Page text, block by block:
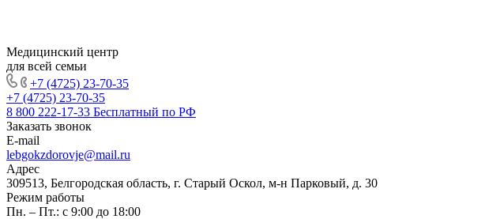
Медицинский центр
для всей семьи
+7 (4725) 23-70-35
+7 (4725) 23-70-35
8 800 222-17-33 Бесплатный по РФ
Заказать звонок
E-mail
lebgokzdorovje@mail.ru
Адрес
309513, Белгородская область, г. Старый Оскол, м-н Парковый, д. 30
Режим работы
Пн. – Пт.: с 9:00 до 18:00